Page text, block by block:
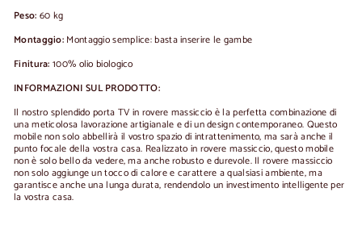
Peso: 60 kg
Montaggio: Montaggio semplice: basta inserire le gambe
Finitura: 100% olio biologico
INFORMAZIONI SUL PRODOTTO:
Il nostro splendido porta TV in rovere massiccio è la perfetta combinazione di
una meticolosa lavorazione artigianale e di un design contemporaneo. Questo
mobile non solo abbellirà il vostro spazio di intrattenimento, ma sarà anche il
punto focale della vostra casa. Realizzato in rovere massiccio, questo mobile
non è solo bello da vedere, ma anche robusto e durevole. Il rovere massiccio
non solo aggiunge un tocco di calore e carattere a qualsiasi ambiente, ma
garantisce anche una lunga durata, rendendolo un investimento intelligente per
la vostra casa.